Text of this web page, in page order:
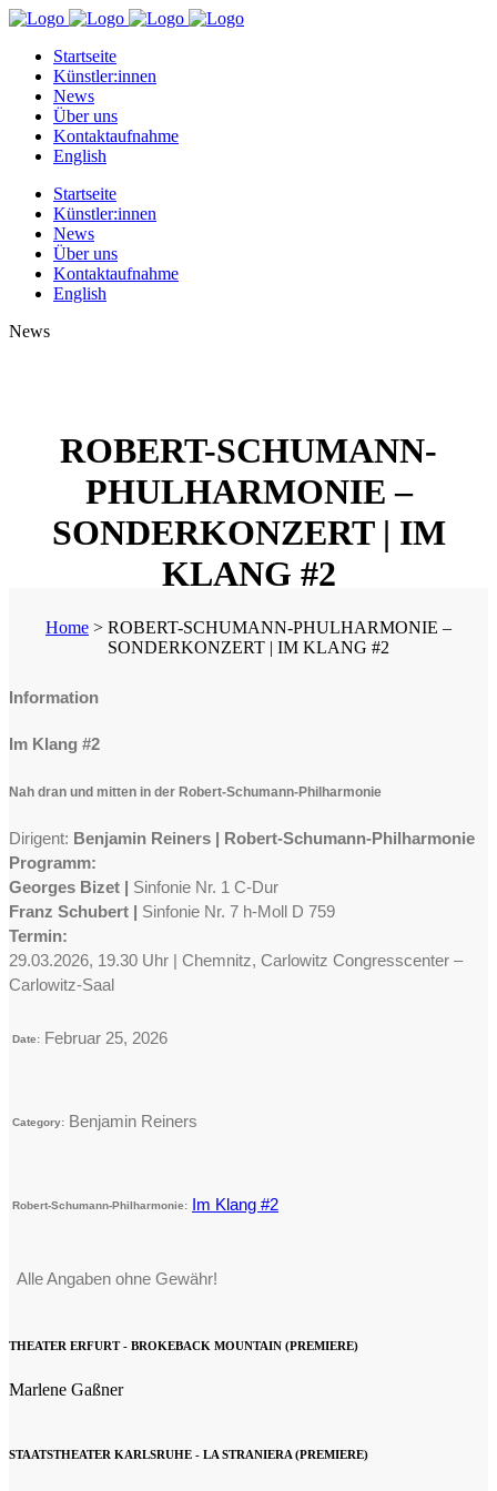
Startseite
Künstler:innen
News
Über uns
Kontaktaufnahme
English
Startseite
Künstler:innen
News
Über uns
Kontaktaufnahme
English
News
ROBERT-SCHUMANN-
PHULHARMONIE –
SONDERKONZERT | IM
KLANG #2
Home > ROBERT-SCHUMANN-PHULHARMONIE –
SONDERKONZERT | IM KLANG #2
Information
Im Klang #2
Nah dran und mitten in der Robert-Schumann-Philharmonie
Dirigent: Benjamin Reiners | Robert-Schumann-Philharmonie
Programm:
Georges Bizet | Sinfonie Nr. 1 C-Dur
Franz Schubert | Sinfonie Nr. 7 h-Moll D 759
Termin:
29.03.2026, 19.30 Uhr | Chemnitz, Carlowitz Congresscenter –
Carlowitz-Saal
Date: Februar 25, 2026
Category: Benjamin Reiners
Robert-Schumann-Philharmonie: Im Klang #2
Alle Angaben ohne Gewähr!
THEATER ERFURT - BROKEBACK MOUNTAIN (PREMIERE)
Marlene Gaßner
STAATSTHEATER KARLSRUHE - LA STRANIERA (PREMIERE)